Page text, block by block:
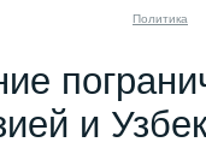
Политика
и